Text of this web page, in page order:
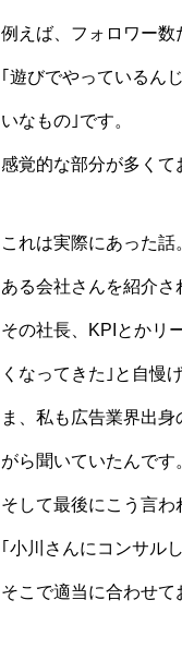
例えば、フォロワー数
｢遊びでやっているん
いなもの｣です。
感覚的な部分が多く
これは実際にあった話
ある会社さんを紹介さ
その社長、KPIとかリ
くなってきた｣と自慢
ま、私も広告業界出
がら聞いていたんです
そして最後にこう言わ
｢小川さんにコンサル
そこで適当に合わせて